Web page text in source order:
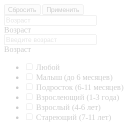
Сбросить Применить
Возраст
Возраст
Любой
Малыш (до 6 месяцев)
Подросток (6-11 месяцев)
Взрослеющий (1-3 года)
Взрослый (4-6 лет)
Стареющий (7-11 лет)